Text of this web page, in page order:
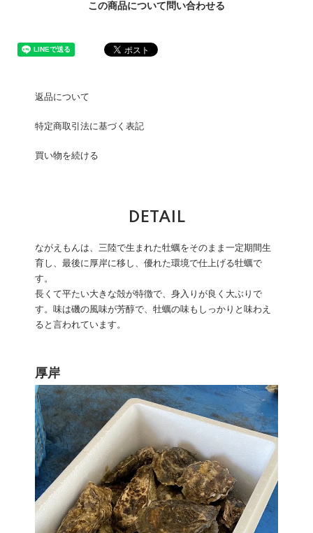
この商品について問い合わせる
返品について
特定商取引法に基づく表記
買い物を続ける
DETAIL
ながえもんは、三陸で生まれた牡蠣をそのまま一定期間生
育し、最後に厚岸に移し、優れた環境で仕上げる牡蠣で
す。
長くて平たい大きな殻が特徴で、身入りが良く大ぶりで
す。味は磯の風味が芳醇で、牡蠣の味もしっかりと味わえ
ると言われています。
厚岸